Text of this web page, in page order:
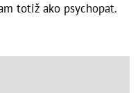
totiž ako psychopat.